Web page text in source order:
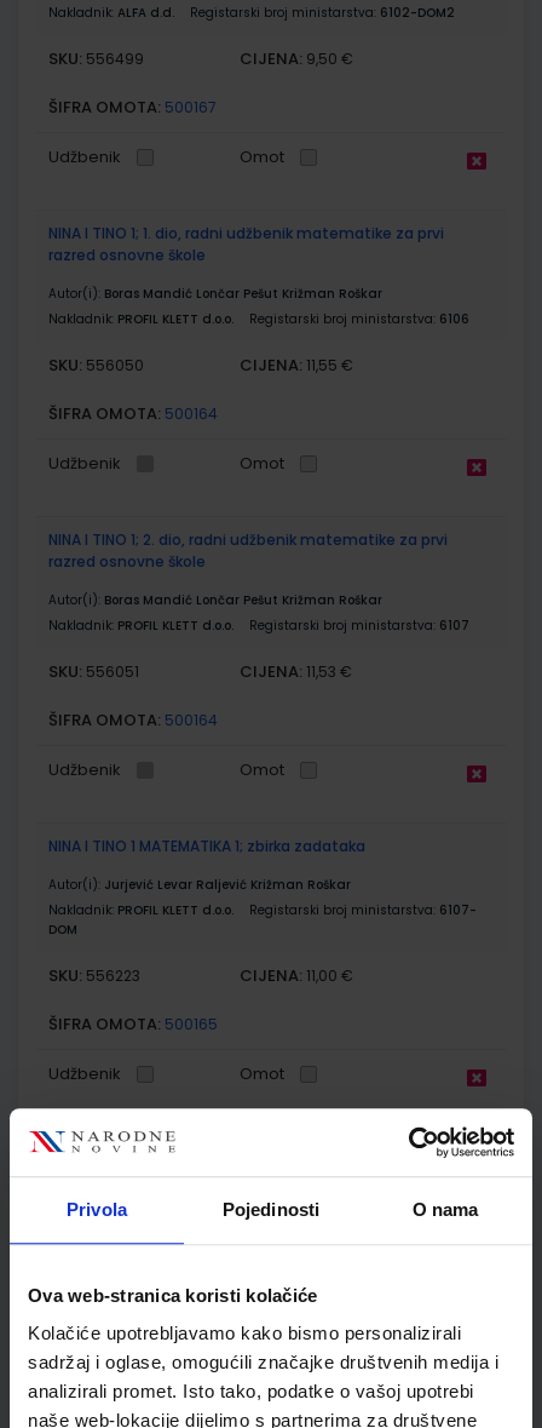
Privola Pojedinosti O nama
Ova web-stranica koristi kolačiće
Kolačiće upotrebljavamo kako bismo personalizirali
sadržaj i oglase, omogućili značajke društvenih medija i
analizirali promet. Isto tako, podatke o vašoj upotrebi
naše web-lokacije dijelimo s partnerima za društvene
Nakladnik: ALFA d.d. Registarski broj ministarstva: 6102-DOM2
SKU: 556499 CIJENA: 9,50 €
ŠIFRA OMOTA: 500167
Udžbenik Omot
NINA I TINO 1; 1. dio, radni udžbenik matematike za prvi
razred osnovne škole
Autor(i): Boras Mandić Lončar Pešut Križman Roškar
Nakladnik: PROFIL KLETT d.o.o. Registarski broj ministarstva: 6106
SKU: 556050 CIJENA: 11,55 €
ŠIFRA OMOTA: 500164
Udžbenik Omot
NINA I TINO 1; 2. dio, radni udžbenik matematike za prvi
razred osnovne škole
Autor(i): Boras Mandić Lončar Pešut Križman Roškar
Nakladnik: PROFIL KLETT d.o.o. Registarski broj ministarstva: 6107
SKU: 556051 CIJENA: 11,53 €
ŠIFRA OMOTA: 500164
Udžbenik Omot
NINA I TINO 1 MATEMATIKA 1; zbirka zadataka
Autor(i): Jurjević Levar Raljević Križman Roškar
Nakladnik: PROFIL KLETT d.o.o. Registarski broj ministarstva: 6107-
DOM
SKU: 556223 CIJENA: 11,00 €
ŠIFRA OMOTA: 500165
Udžbenik Omot
MOJ SRETNI BROJ 1; udžbenik matematike s dodatnim
digitalnim sadržajima u prvom razredu osnovne škole
Autor(i):Sanja Jakovljević Rogić Dubravka Miklec Graciella Prtajin
CIJENA:
ŠIFRA OMOTA: 500239
Udžbenik